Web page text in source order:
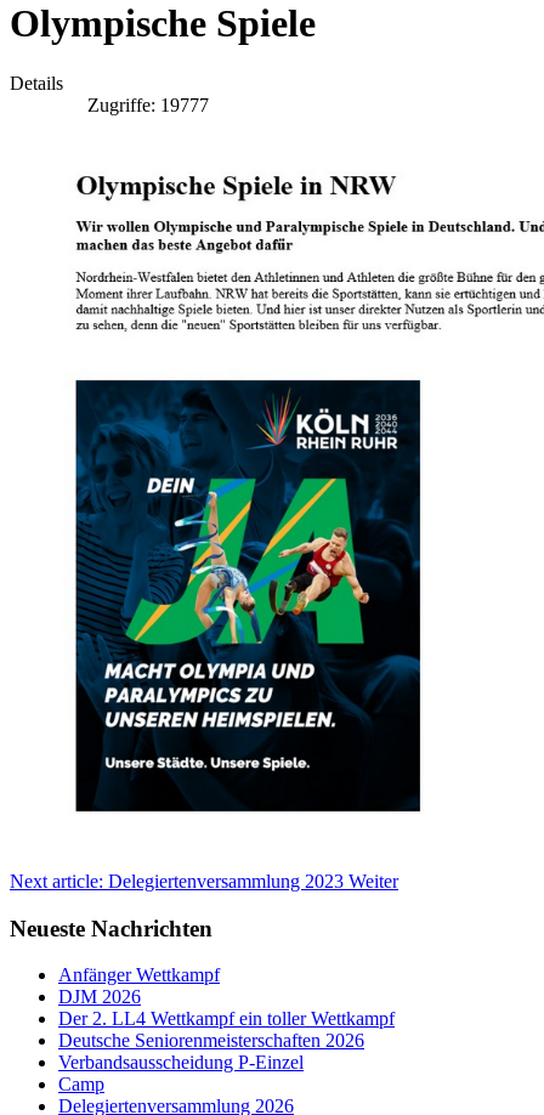
Olympische Spiele
Details
Zugriffe: 19777
Next article: Delegiertenversammlung 2023 Weiter
Neueste Nachrichten
Anfänger Wettkampf
DJM 2026
Der 2. LL4 Wettkampf ein toller Wettkampf
Deutsche Seniorenmeisterschaften 2026
Verbandsausscheidung P-Einzel
Camp
Delegiertenversammlung 2026